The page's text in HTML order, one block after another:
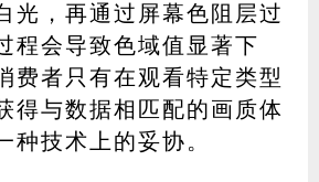
光，再通过屏幕色阻层过
程会导致色域值显著下
费者只有在观看特定类型
得与数据相匹配的画质体
种技术上的妥协。